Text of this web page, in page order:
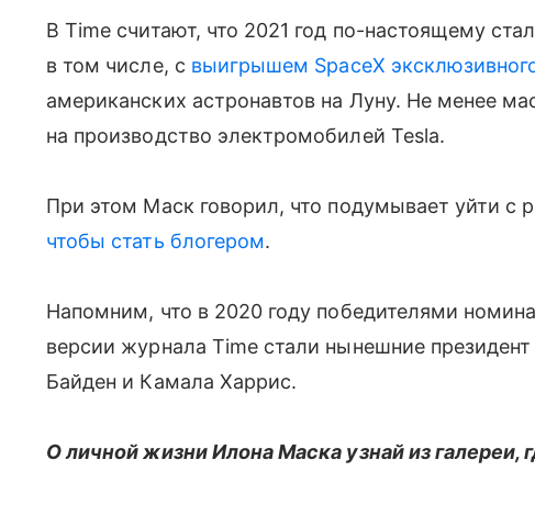
В Time считают, что 2021 год по-настоящему
в том числе, с выигрышем SpaceX
американских астронавтов на Луну. Не менее
на производство электромобилей Tesla.
При этом Маск говорил, что подумывает уйти с
чтобы стать блогером.
Напомним, что в 2020 году победителями
версии журнала Time стали нынешние
Байден и Камала Харрис.
О личной жизни Илона Маска узнай из